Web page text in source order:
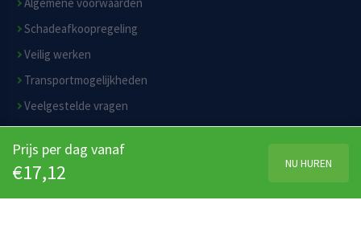
Prijs per dag vanaf
€17,12 NU HUREN
Schadeafkoopregeling
Veilig werken
Transportmogelijkheden
Veelgestelde vragen
Privacyverklaring
Disclaimer